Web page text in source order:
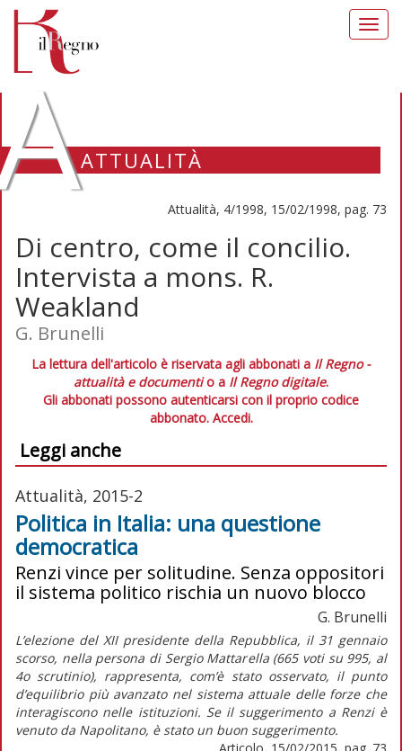
ATTUALITÀ
Attualità, 4/1998, 15/02/1998, pag. 73
Di centro, come il concilio.
Intervista a mons. R.
Weakland
G. Brunelli
La lettura dell'articolo è riservata agli abbonati a Il Regno -
attualità e documentio a Il Regno digitale.
Gli abbonati possono autenticarsi con il proprio codice
abbonato. Accedi.
Leggi anche
Attualità, 2015-2
Politica in Italia: una questione
democratica
Renzi vince per solitudine. Senza oppositori
il sistema politico rischia un nuovo blocco
G. Brunelli
L’elezione del XII presidente della Repubblica, il 31 gennaio
scorso, nella persona di Sergio Mattarella (665 voti su 995, al
4o scrutinio), rappresenta, com’è stato osservato, il punto
d’equilibrio più avanzato nel sistema attuale delle forze che
interagiscono nelle istituzioni. Se il suggerimento a Renzi è
venuto da Napolitano, è stato un buon suggerimento.